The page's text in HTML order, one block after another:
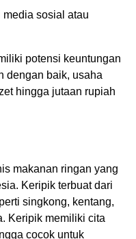
sosial atau
potensi keuntungan
dengan baik, usaha
hingga jutaan rupiah
makanan ringan yang
Keripik terbuat dari
singkong, kentang,
Keripik memiliki cita
cocok untuk